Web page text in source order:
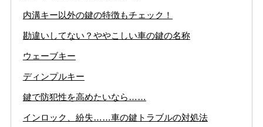
内溝キー以外の鍵の特徴もチェック！
勘違いしてない？ややこしい車の鍵の名称
ウェーブキー
ディンプルキー
鍵で防犯性を高めたいなら……
インロック、紛失……車の鍵トラブルの対処法